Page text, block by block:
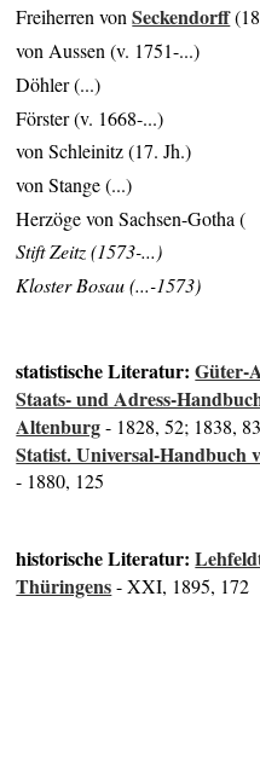
Freiherren vonSeckendorff
von Aussen (v. 1751-...)
Döhler (...)
Förster (v. 1668-...)
von Schleinitz (17. Jh.)
von Stange (...)
Herzöge von Sachsen-Gotha (
Stift Zeitz (1573-...)
Kloster Bosau (...-1573)
statistische Literatur:Güter-
Staats- und Adress-
Altenburg- 1828, 52; 1838,
Statist. Universal-Handbuch
- 1880, 125
historische Literatur:
Thüringens- XXI, 1895, 172